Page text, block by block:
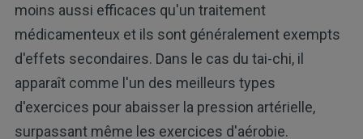
moins aussi efficaces qu'un traitement
médicamenteux et ils sont généralement exempts
d'effets secondaires. Dans le cas du tai-chi, il
apparaît comme l'un des meilleurs types
d'exercices pour abaisser la pression artérielle,
surpassant même les exercices d'aérobie.